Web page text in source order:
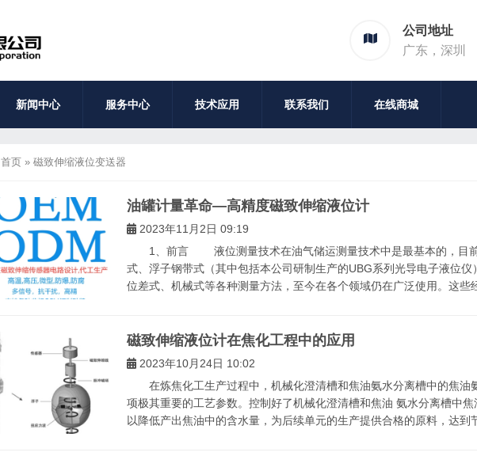
公司地址
广东，深圳
新闻中心 服务中心 技术应用 联系我们 在线商城
首页 » 磁致伸缩液位变送器
油罐计量革命—高精度磁致伸缩液位计
2023年11月2日 09:19
1、前言 液位测量技术在油气储运测量技术中是最基本的，目前
式、浮子钢带式（其中包括本公司研制生产的UBG系列光导电子液位
位差式、机械式等各种测量方法，至今在各个领域仍在广泛使用。这些
磁致伸缩液位计在焦化工程中的应用
2023年10月24日 10:02
在炼焦化工生产过程中，机械化澄清槽和焦油氨水分离槽中的焦油
项极其重要的工艺参数。控制好了机械化澄清槽和焦油 氨水分离槽中
以降低产出焦油中的含水量，为后续单元的生产提供合格的原料，达到